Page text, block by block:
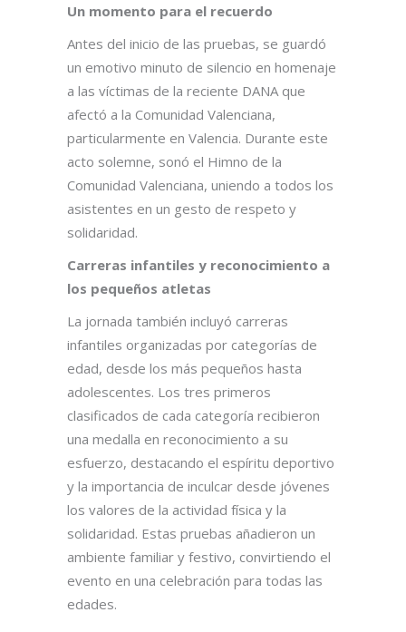
Un momento para el recuerdo
Antes del inicio de las pruebas, se guardó
un emotivo minuto de silencio en homenaje
a las víctimas de la reciente DANA que
afectó a la Comunidad Valenciana,
particularmente en Valencia. Durante este
acto solemne, sonó el Himno de la
Comunidad Valenciana, uniendo a todos los
asistentes en un gesto de respeto y
solidaridad.
Carreras infantiles y reconocimiento a
los pequeños atletas
La jornada también incluyó carreras
infantiles organizadas por categorías de
edad, desde los más pequeños hasta
adolescentes. Los tres primeros
clasificados de cada categoría recibieron
una medalla en reconocimiento a su
esfuerzo, destacando el espíritu deportivo
y la importancia de inculcar desde jóvenes
los valores de la actividad física y la
solidaridad. Estas pruebas añadieron un
ambiente familiar y festivo, convirtiendo el
evento en una celebración para todas las
edades.